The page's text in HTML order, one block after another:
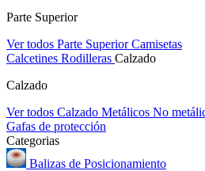
Parte Superior
Ver todos Parte SuperiorCamisetas
Calcetines Rodilleras Calzado
Calzado
Ver todos Calzado Metálicos No
Gafas de protección
Categorias
Balizas de Posicionamiento